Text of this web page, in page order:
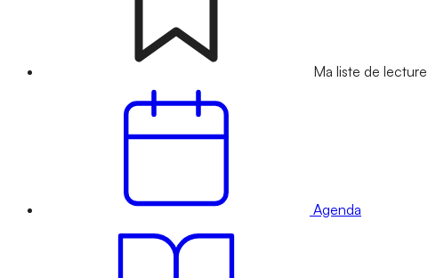
Ma liste de lecture
Agenda